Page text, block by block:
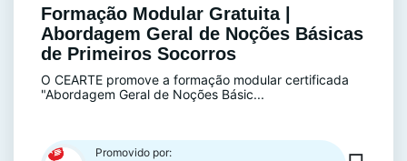
Formação Modular Gratuita |
Abordagem Geral de Noções Básicas
de Primeiros Socorros
O CEARTE promove a formação modular certificada
"Abordagem Geral de Noções Básic...
Promovido por: